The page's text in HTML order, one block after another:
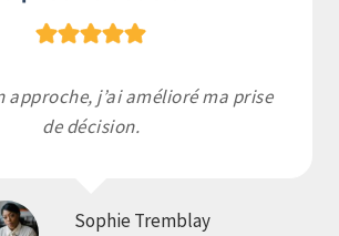
approche, j’ai amélioré ma prise
de décision.
Sophie Tremblay